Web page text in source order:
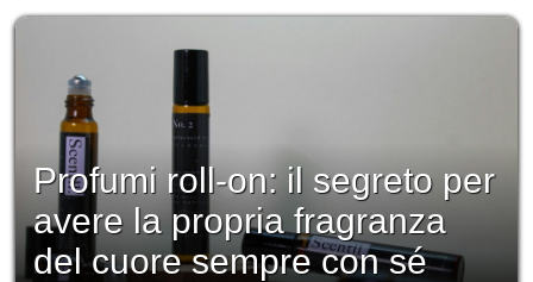
Profumi roll-on: il segreto per
avere la propria fragranza
del cuore sempre con sé